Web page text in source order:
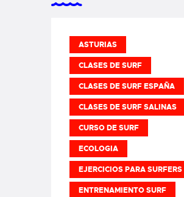
ASTURIAS
CLASES DE SURF
CLASES DE SURF ESPAÑA
CLASES DE SURF SALINAS
CURSO DE SURF
ECOLOGIA
EJERCICIOS PARA SURFERS
ENTRENAMIENTO SURF